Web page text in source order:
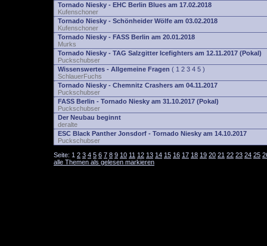
Tornado Niesky - EHC Berlin Blues am 17.02.2018
Kufenschoner
Tornado Niesky - Schönheider Wölfe am 03.02.2018
Kufenschoner
Tornado Niesky - FASS Berlin am 20.01.2018
Murks
Tornado Niesky - TAG Salzgitter Icefighters am 12.11.2017 (Pokal)
Puckschubser
Wissenswertes - Allgemeine Fragen ( 1 2 3 4 5 )
SchlauerFuchs
Tornado Niesky - Chemnitz Crashers am 04.11.2017
Puckschubser
FASS Berlin - Tornado Niesky am 31.10.2017 (Pokal)
Puckschubser
Der Neubau beginnt
deralte
ESC Black Panther Jonsdorf - Tornado Niesky am 14.10.2017
Puckschubser
Seite: 1 2 3 4 5 6 7 8 9 10 11 12 13 14 15 16 17 18 19 20 21 22 23 24 25
alle Themen als gelesen markieren